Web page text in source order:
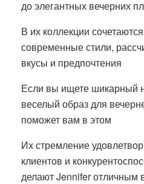
до элегантных вечерних
В их коллекции
современные стили,
вкусы и предпочтения
Если вы ищете шикарный
веселый образ для
поможет вам в этом
Их стремление
клиентов и
делают Jennifer отличным